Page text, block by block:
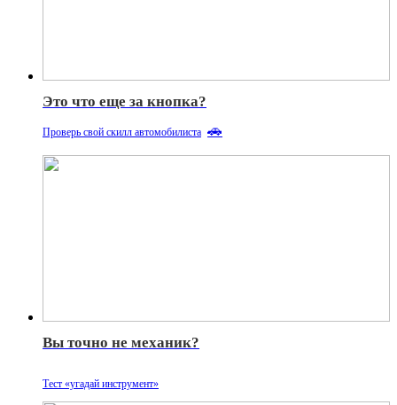
Это что еще за кнопка?
Проверь свой скилл автомобилиста 🚗
Вы точно не механик?
Тест «угадай инструмент»